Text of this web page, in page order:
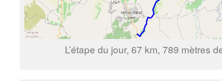
L’étape du jour, 67 km, 789 mètres